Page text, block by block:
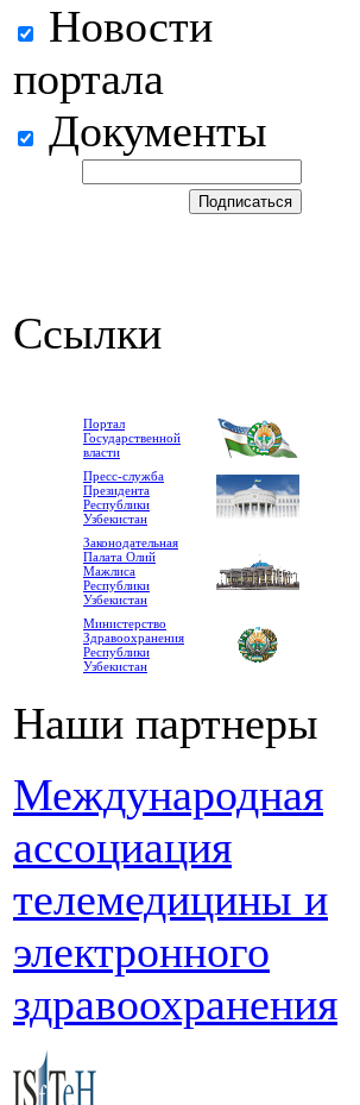
Новости
портала
Документы
Ссылки
Портал
Государственной
власти
Пресс-служба
Президента
Республики
Узбекистан
Законодательная
Палата Олий
Мажлиса
Республики
Узбекистан
Министерство
Здравоохранения
Республики
Узбекистан
Наши партнеры
Международная
ассоциация
телемедицины и
электронного
здравоохранения